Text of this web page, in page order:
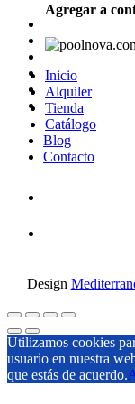
Agregar a
Inicio
Alquiler
Tienda
Catálogo
Blog
Contacto
Design
Utilizamos cookies
usuario en nuestra
que estás de acuerdo.